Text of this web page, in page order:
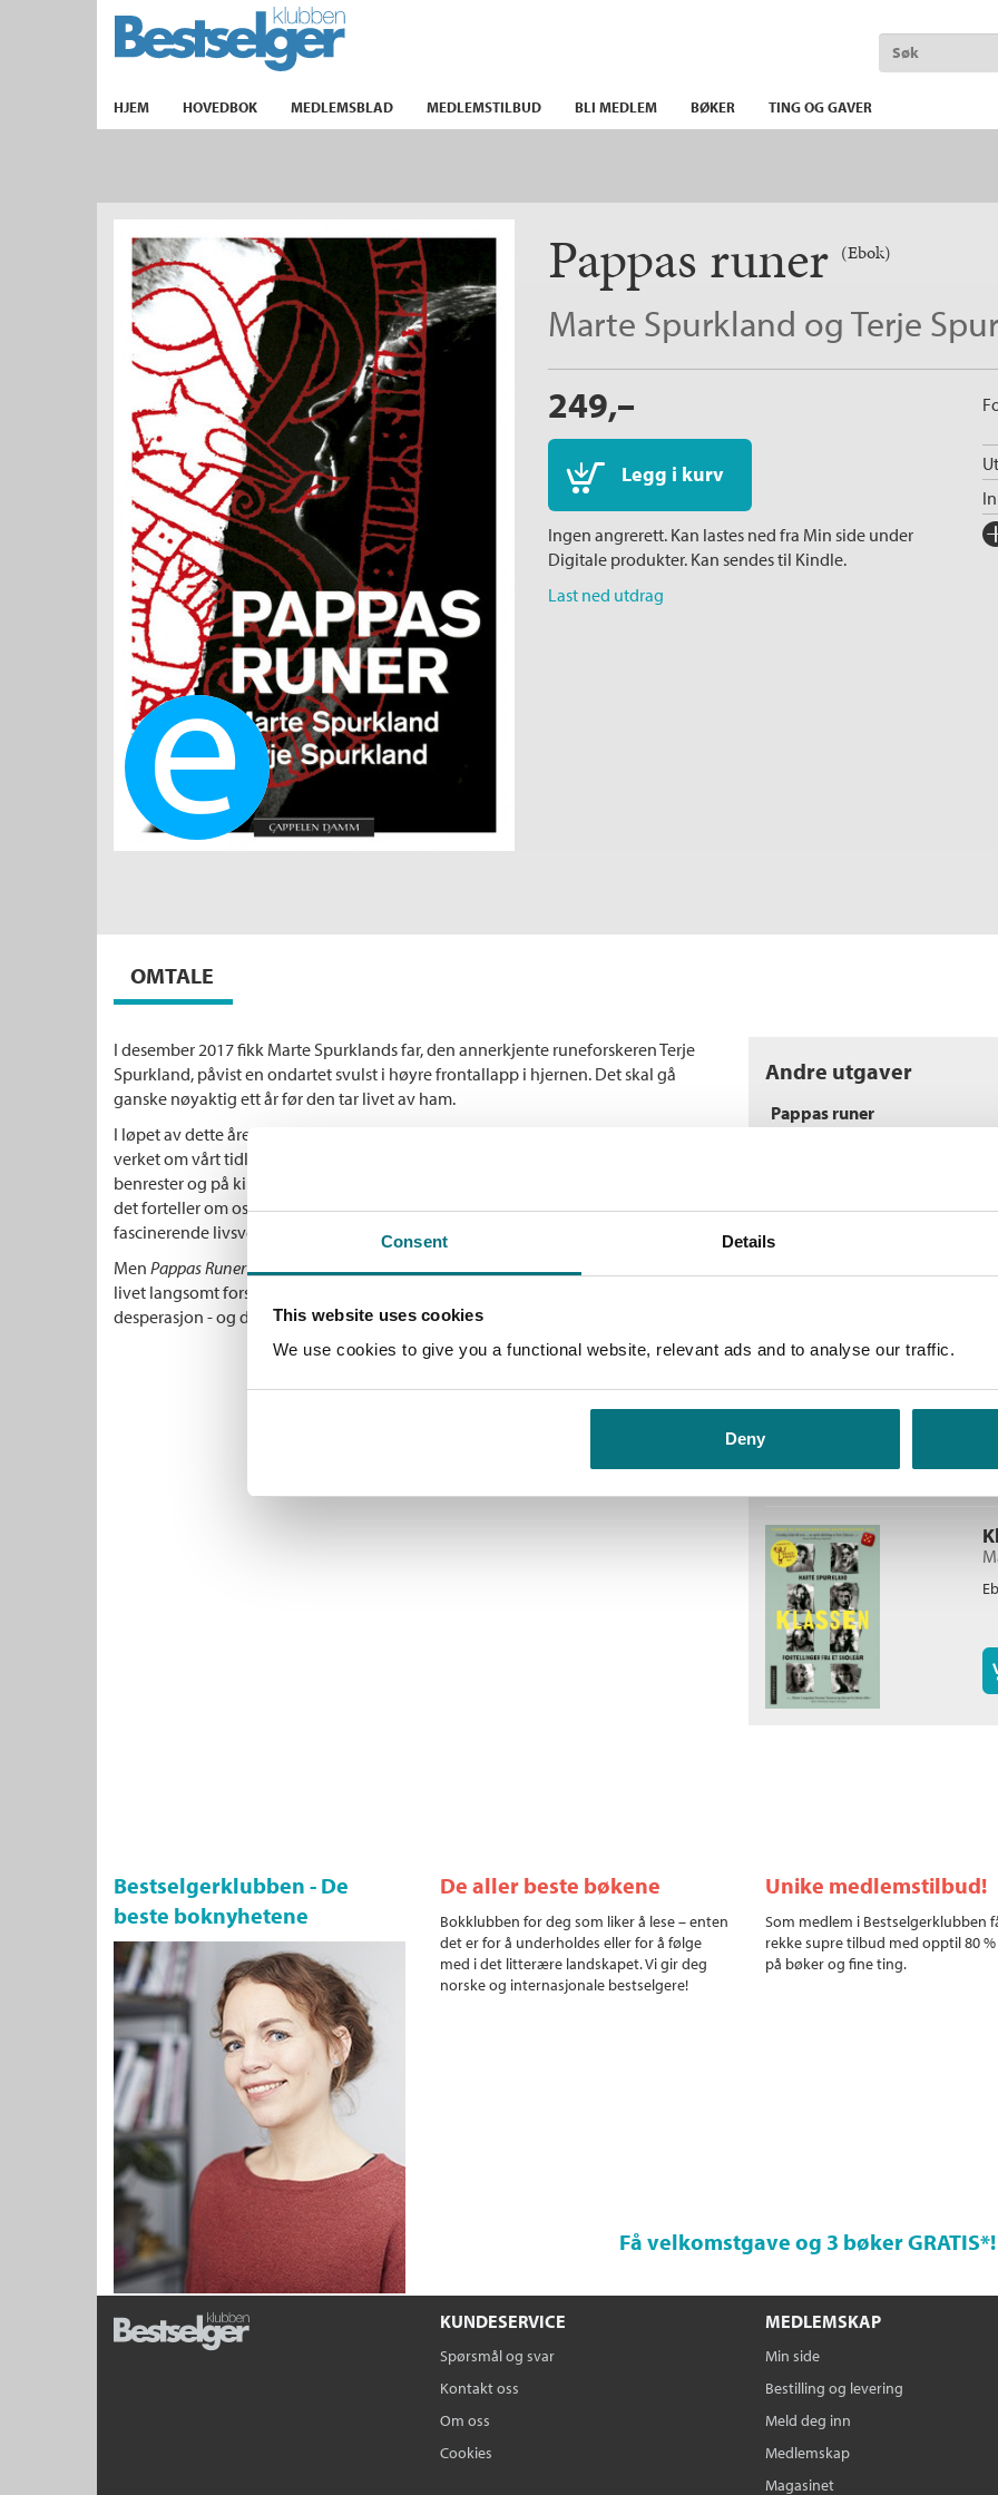
Consent Details
This website uses cookies
We use cookies to give you a functional website, relevant ads and to analyse our traffic.
Deny
TIL FORSIDEN
HJEM HOVEDBOK MEDLEMSBLAD MEDLEMSTILBUD BLI MEDLEM BØKER TING OG GAVER
Ebok
Pappas runer (Ebok)
Marte Spurkland og Terje
249,–
Legg i kurv
Ingen angrerett. Kan lastes ned fra Min side under
Digitale produkter. Kan sendes til Kindle.
Last ned utdrag
OMTALE
I desember 2017 fikk Marte Spurklands far, den annerkjente runeforskeren Terje
Spurkland, påvist en ondartet svulst i høyre frontallapp i hjernen. Det skal gå
ganske nøyaktig ett år før den tar livet av ham.
I løpet av dette året går far og datter sammen gjennom hans siste manuskript,
verket om vårt tidligste skriftspråk slik det femdeles finnes ristet inn i stener, pinner,
benrester og på kirkevegger, hva det forteller om de som levde her før oss - og hva
det forteller om oss. Det blir en datters siste reise inn i farens særegne og
fascinerende livsverk.
Men Pappas Runerer like mye beretningen om å se den man har sett opp til hele
livet langsomt forsvinne: En fortelling om kjærlighet, loyalitet, fortvilelse,
desperasjon - og de 24 tegnene som gjorde oss til et skrivende folk.
Andre utgaver
Pappas runer
Bokmål Heftet
Flere bøker av Marte
Bestselgerklubben - De
beste boknyhetene
De aller beste bøkene
Bokklubben for deg som liker å lese – enten
det er for å underholdes eller for å følge
med i det litterære landskapet. Vi gir deg
norske og internasjonale bestselgere!
Unike medlemstilbud!
Som medlem i Bestselgerklubben
rekke supre tilbud med opptil 80
på bøker og fine ting.
Få velkomstgave og 3 bøker GRATIS*!
KUNDESERVICE
Spørsmål og svar
Kontakt oss
Om oss
Cookies
MEDLEMSKAP
Min side
Bestilling og levering
Meld deg inn
Medlemskap
Magasinet